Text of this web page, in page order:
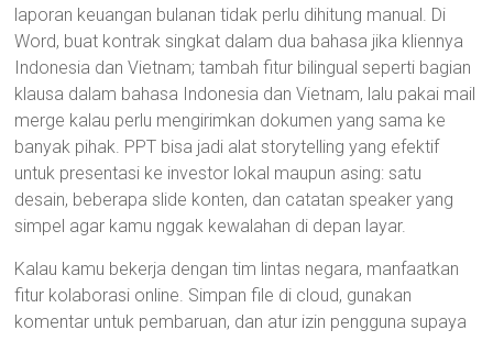
laporan keuangan bulanan tidak perlu dihitung manual. Di
Word, buat kontrak singkat dalam dua bahasa jika kliennya
Indonesia dan Vietnam; tambah fitur bilingual seperti bagian
klausa dalam bahasa Indonesia dan Vietnam, lalu pakai mail
merge kalau perlu mengirimkan dokumen yang sama ke
banyak pihak. PPT bisa jadi alat storytelling yang efektif
untuk presentasi ke investor lokal maupun asing: satu
desain, beberapa slide konten, dan catatan speaker yang
simpel agar kamu nggak kewalahan di depan layar.
Kalau kamu bekerja dengan tim lintas negara, manfaatkan
fitur kolaborasi online. Simpan file di cloud, gunakan
komentar untuk pembaruan, dan atur izin pengguna supaya